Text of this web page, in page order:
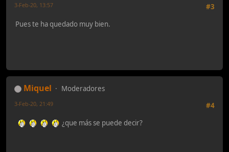
#3
3-Feb-20, 13:57
Pues te ha quedado muy bien.
Miquel
Moderadores
#4
3-Feb-20, 21:49
¿que más se puede decir?